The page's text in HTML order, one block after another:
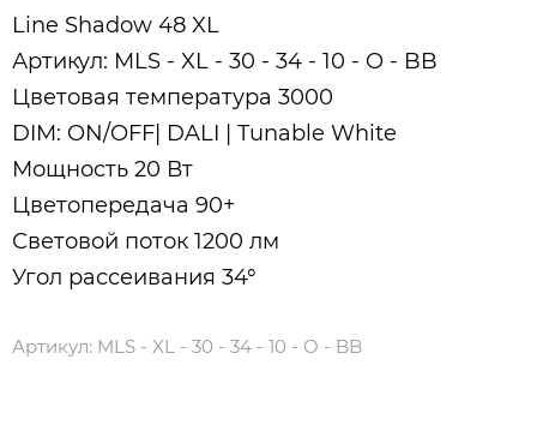
Line Shadow 48 XL
Артикул: MLS - XL - 30 - 34 - 10 - O - BB
Цветовая температура 3000
DIM: ON/OFF| DALI | Tunable White
Мощность 20 Вт
Цветопередача 90+
Световой поток 1200 лм
Угол рассеивания 34°
Артикул: MLS - XL - 30 - 34 - 10 - O - BB